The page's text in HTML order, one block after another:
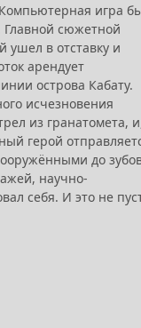
игра
сюжетной
ушел в отставку и
арендует
острова Кабату.
исчезновения
из гранатомета,
герой
до
научно-
себя. И это не